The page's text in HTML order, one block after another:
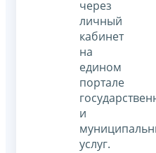
через
личный
кабинет
на
едином
портале
и
услуг.